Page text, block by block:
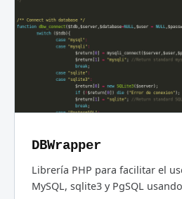
DBWrapper
Librería PHP para facilitar el
MySQL, sqlite3 y PgSQL